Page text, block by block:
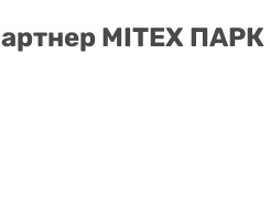
MITEX ПАРК